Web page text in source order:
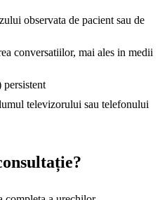
observata de pacient sau de
conversatiilor, mai ales in medii
televizorului sau telefonului